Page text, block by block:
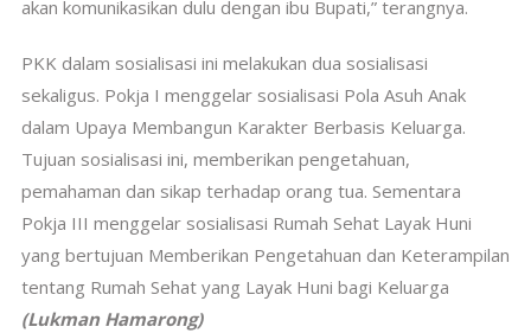
akan komunikasikan dulu dengan ibu Bupati,” terangnya.
PKK dalam sosialisasi ini melakukan dua sosialisasi
sekaligus. Pokja I menggelar sosialisasi Pola Asuh Anak
dalam Upaya Membangun Karakter Berbasis Keluarga.
Tujuan sosialisasi ini, memberikan pengetahuan,
pemahaman dan sikap terhadap orang tua. Sementara
Pokja III menggelar sosialisasi Rumah Sehat Layak Huni
yang bertujuan Memberikan Pengetahuan dan Keterampilan
tentang Rumah Sehat yang Layak Huni bagi Keluarga
(Lukman Hamarong)